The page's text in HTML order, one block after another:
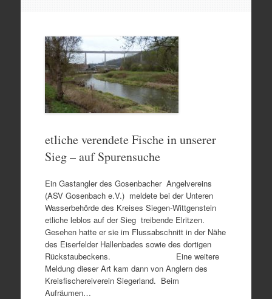
etliche verendete Fische in unserer
Sieg – auf Spurensuche
Ein Gastangler des Gosenbacher Angelvereins
(ASV Gosenbach e.V.) meldete bei der Unteren
Wasserbehörde des Kreises Siegen-Wittgenstein
etliche leblos auf der Sieg treibende Elritzen.
Gesehen hatte er sie im Flussabschnitt in der Nähe
des Eiserfelder Hallenbades sowie des dortigen
Rückstaubeckens. Eine weitere
Meldung dieser Art kam dann von Anglern des
Kreisfischereiverein Siegerland. Beim
Aufräumen…